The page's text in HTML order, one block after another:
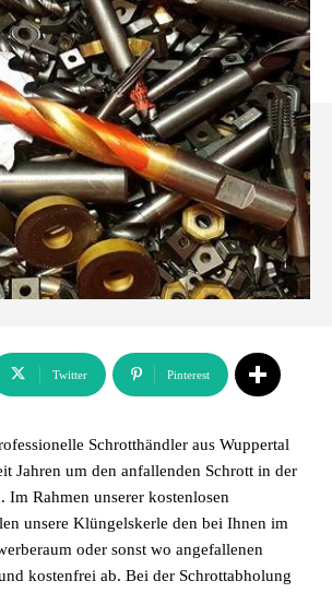
Twitter Pinterest
Schrotthändler aus Wuppertal
Jahren um den anfallenden Schrott in der
Im Rahmen unserer kostenlosen
unsere Klüngelskerle den bei Ihnen im
oder sonst wo angefallenen
kostenfrei ab. Bei der Schrottabholung